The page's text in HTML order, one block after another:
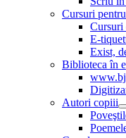
Cursuri
Cursuri
E-
Exist,
Biblioteca în
Autori copiii